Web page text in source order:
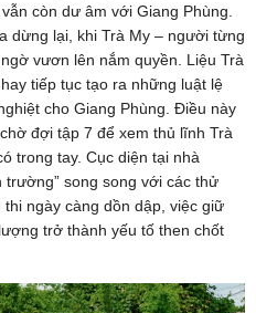
còn dư âm với Giang Phùng.
dừng lại, khi Trà My – người từng
vươn lên nắm quyền. Liệu Trà
tiếp tục tạo ra những luật lệ
cho Giang Phùng. Điều này
đợi tập 7 để xem thủ lĩnh Trà
trong tay. Cục diện tại nhà
trường” song song với các thử
ngày càng dồn dập, việc giữ
trở thành yếu tố then chốt